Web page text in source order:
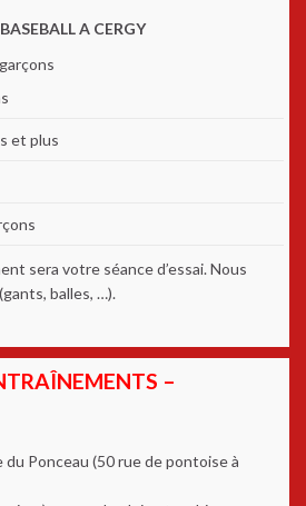
A CERGY
et plus
sera votre séance d’essai. Nous
balles, …).
–
Ponceau (50 rue de pontoise à